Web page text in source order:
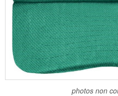
photos non